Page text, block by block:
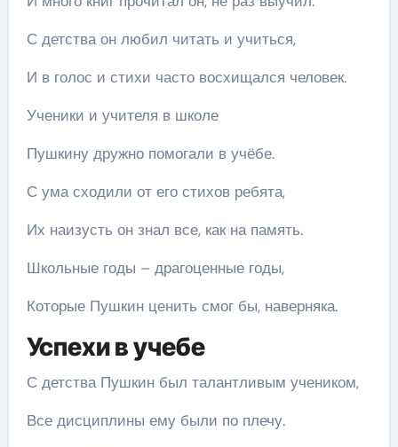
С детства он любил читать и учиться,
И в голос и стихи часто восхищался человек.
Ученики и учителя в школе
Пушкину дружно помогали в учёбе.
С ума сходили от его стихов ребята,
Их наизусть он знал все, как на память.
Школьные годы – драгоценные годы,
Которые Пушкин ценить смог бы, наверняка.
Успехи в учебе
С детства Пушкин был талантливым учеником,
Все дисциплины ему были по плечу.